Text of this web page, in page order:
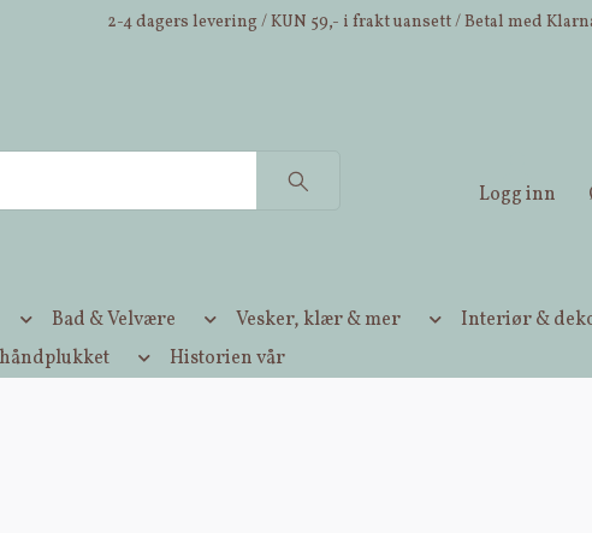
2-4 dagers levering / KUN 59,- i frakt uansett / Betal med
Logg inn
Bad & Velvære Vesker, klær & mer
Interiør &
Historien vår